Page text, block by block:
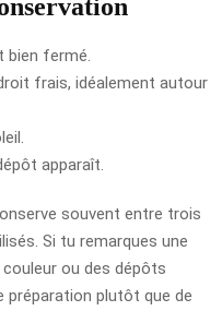
bien fermé.
frais, idéalement autour
apparaît.
souvent entre trois
Si tu remarques une
ou des dépôts
préparation plutôt que de